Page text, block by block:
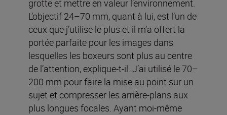
grotte et mettre en valeur l’environnement.
L’objectif 24–70 mm, quant à lui, est l’un de
ceux que j’utilise le plus et il m’a offert la
portée parfaite pour les images dans
lesquelles les boxeurs sont plus au centre
de l’attention, explique-t-il. J’ai utilisé le 70–
200 mm pour faire la mise au point sur un
sujet et compresser les arrière-plans aux
plus longues focales. Ayant moi-même